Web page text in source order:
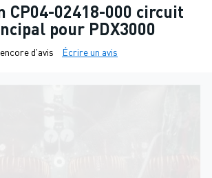
CP04-02418-000 circuit
pour PDX3000
d'avis Écrire un avis